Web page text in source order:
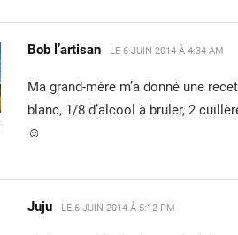
Bob l’artisan LE 6 JUIN 2014 À 4:34 AM
Ma grand-mère m’a donné une
blanc, 1/8 d’alcool à bruler, 2
☺
Juju LE 6 JUIN 2014 À 5:12 PM